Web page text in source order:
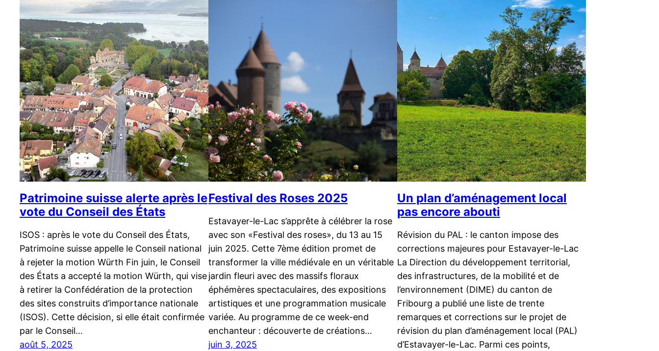
Patrimoine suisse alerte après le
vote du Conseil des États
ISOS : après le vote du Conseil des États,
Patrimoine suisse appelle le Conseil national
à rejeter la motion Würth Fin juin, le Conseil
des États a accepté la motion Würth, qui vise
à retirer la Confédération de la protection
des sites construits d’importance nationale
(ISOS). Cette décision, si elle était confirmée
par le Conseil…
août 5, 2025
Festival des Roses 2025
Estavayer-le-Lac s’apprête à célébrer la rose
avec son «Festival des roses», du 13 au 15
juin 2025. Cette 7ème édition promet de
transformer la ville médiévale en un véritable
jardin fleuri avec des massifs floraux
éphémères spectaculaires, des expositions
artistiques et une programmation musicale
variée. Au programme de ce week-end
enchanteur : découverte de créations…
juin 3, 2025
Un plan d’aménagement local
pas encore abouti
Révision du PAL : le canton impose des
corrections majeures pour Estavayer-le-Lac
La Direction du développement territorial,
des infrastructures, de la mobilité et de
l’environnement (DIME) du canton de
Fribourg a publié une liste de trente
remarques et corrections sur le projet de
révision du plan d’aménagement local (PAL)
d’Estavayer-le-Lac. Parmi ces points,